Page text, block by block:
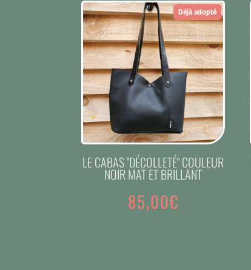
Déjà adopté
LE CABAS "DÉCOLLETÉ" COULEUR
NOIR MAT ET BRILLANT
85,00€